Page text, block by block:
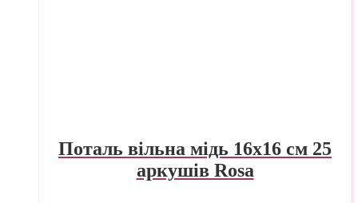
Поталь вільна мідь 16х16 см 25
аркушів Rosa